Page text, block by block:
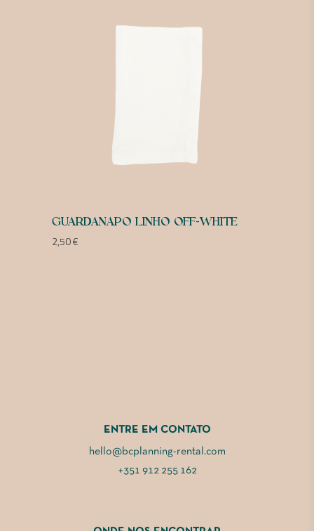
GUARDANAPO LINHO OFF-WHITE
2,50€
ENTRE EM CONTATO
hello@bcplanning-rental.com
+351 912 255 162